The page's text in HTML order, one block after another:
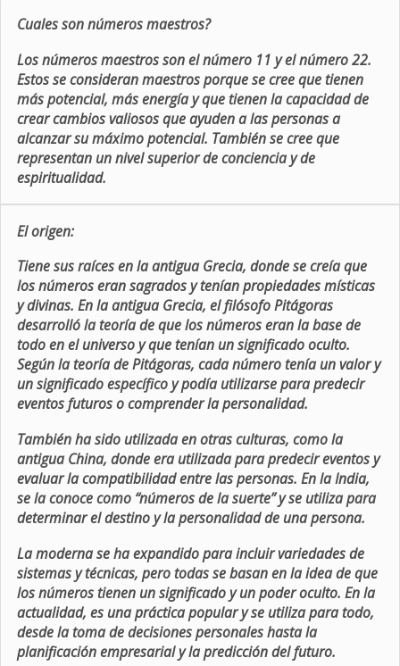
Cuales son números maestros?
Los números maestros son el número 11 y el número 22.
Estos se consideran maestros porque se cree que tienen
más potencial, más energía y que tienen la capacidad de
crear cambios valiosos que ayuden a las personas a
alcanzar su máximo potencial. También se cree que
representan un nivel superior de conciencia y de
espiritualidad.
El origen:
Tiene sus raíces en la antigua Grecia, donde se creía que
los números eran sagrados y tenían propiedades místicas
y divinas. En la antigua Grecia, el filósofo Pitágoras
desarrolló la teoría de que los números eran la base de
todo en el universo y que tenían un significado oculto.
Según la teoría de Pitágoras, cada número tenía un valor y
un significado específico y podía utilizarse para predecir
eventos futuros o comprender la personalidad.
También ha sido utilizada en otras culturas, como la
antigua China, donde era utilizada para predecir eventos y
evaluar la compatibilidad entre las personas. En la India,
se la conoce como “números de la suerte” y se utiliza para
determinar el destino y la personalidad de una persona.
La moderna se ha expandido para incluir variedades de
sistemas y técnicas, pero todas se basan en la idea de que
los números tienen un significado y un poder oculto. En la
actualidad, es una práctica popular y se utiliza para todo,
desde la toma de decisiones personales hasta la
planificación empresarial y la predicción del futuro.